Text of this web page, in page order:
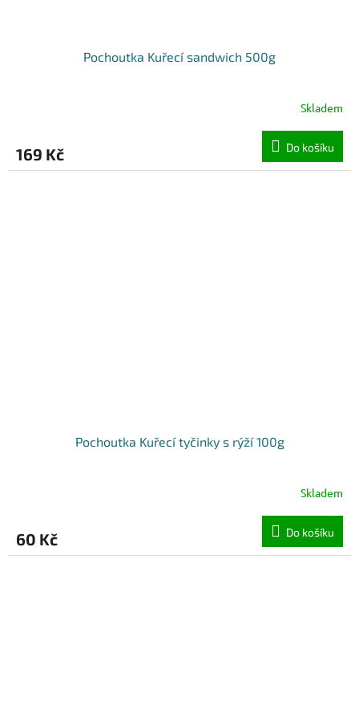
Pochoutka Kuřecí sandwich 500g
Skladem
169 Kč Do košíku
Pochoutka Kuřecí tyčinky s rýží 100g
Skladem
60 Kč Do košíku